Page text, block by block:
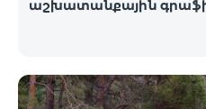
աշխատանքային